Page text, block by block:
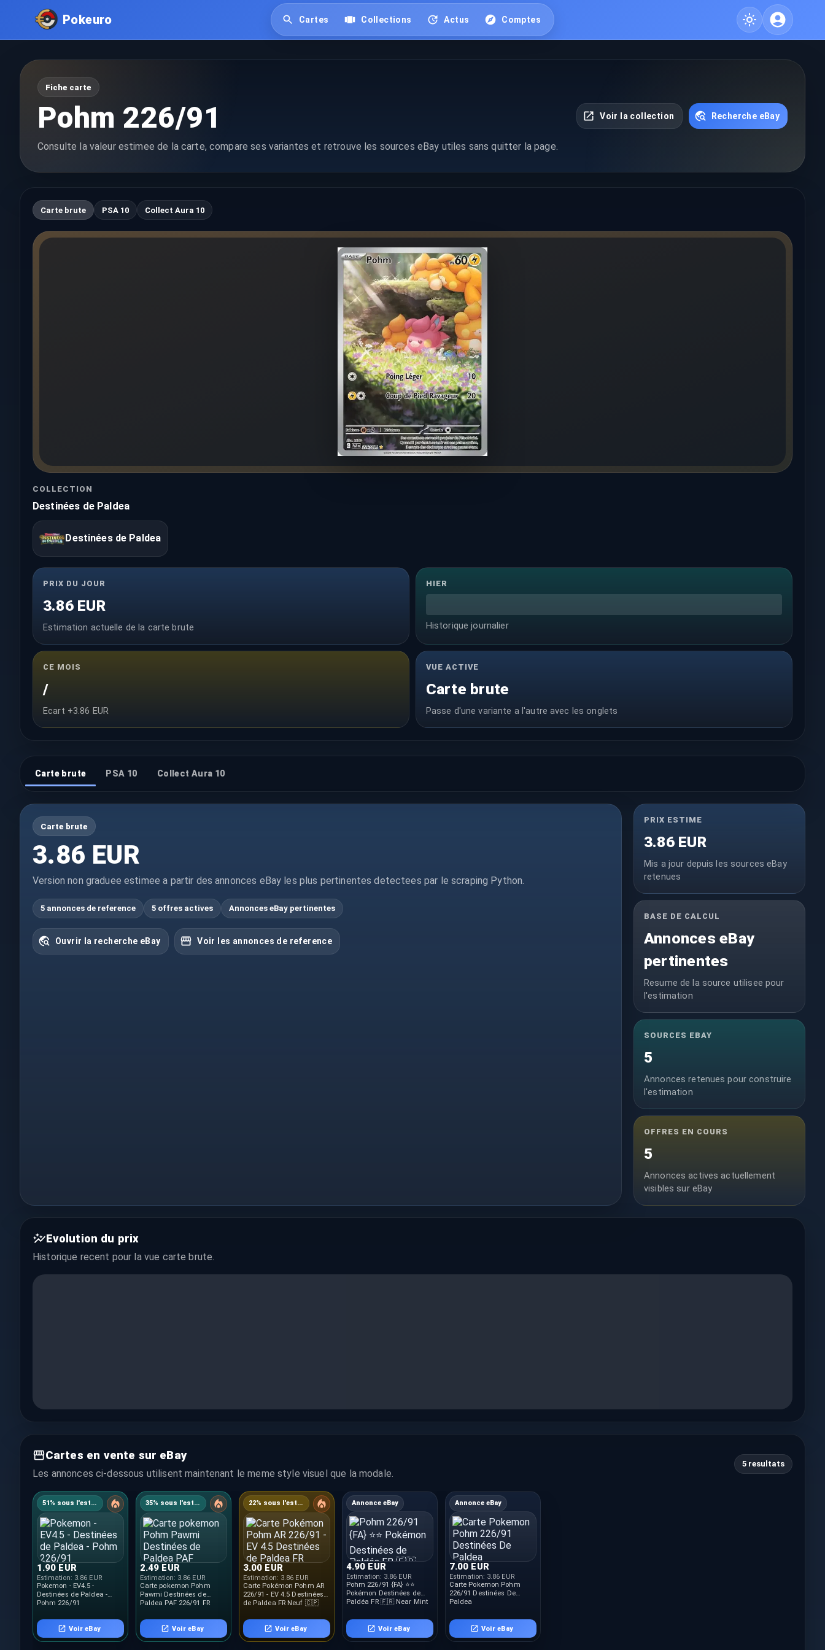
Pokeuro Cartes Collections Actus Comptes
Fiche carte
Pohm 226/91
Consulte la valeur estimee de la carte, compare ses variantes et retrouve les sources eBay utiles sans quitter la page.
Voir la collection Recherche eBay
Carte brute PSA 10 Collect Aura 10
COLLECTION
Destinées de Paldea
Destinées de Paldea
PRIX DU JOUR
3.86 EUR
Estimation actuelle de la carte brute
HIER
Historique journalier
CE MOIS
/
Ecart +3.86 EUR
VUE ACTIVE
Carte brute
Passe d'une variante a l'autre avec les onglets
Carte brute PSA 10 Collect Aura 10
Carte brute
3.86 EUR
Version non graduee estimee a partir des annonces eBay les plus pertinentes detectees par le scraping Python.
5 annonces de reference 5 offres actives Annonces eBay pertinentes
Ouvrir la recherche eBay Voir les annonces de reference
PRIX ESTIME
3.86 EUR
Mis a jour depuis les sources eBay
retenues
BASE DE CALCUL
Annonces eBay
pertinentes
Resume de la source utilisee pour
l'estimation
SOURCES EBAY
5
Annonces retenues pour construire
l'estimation
OFFRES EN COURS
5
Annonces actives actuellement
visibles sur eBay
Evolution du prix
Historique recent pour la vue carte brute
Cartes en vente sur eBay
Les annonces ci-dessous utilisent maintenant le meme style visuel que la modale.
5 resultats
51% sous l'estimation
1.90 EUR
Estimation: 3.86 EUR
Pokemon - EV4.5 -
Destinées de Paldea -
Pohm 226/91
Voir eBay
35% sous l'estimation
2.49 EUR
Estimation: 3.86 EUR
Carte pokemon Pohm
Pawmi Destinées de
Paldea PAF 226/91 FR
Voir eBay
22% sous l'estimation
3.00 EUR
Estimation: 3.86 EUR
Carte Pokémon Pohm AR
226/91 - EV 4.5 Destinées
de Paldea FR Neuf 🇨🇵
Voir eBay
Annonce eBay
4.90 EUR
Estimation: 3.86 EUR
Pohm 226/91 {FA} ⭐️⭐️
Pokémon Destinées de
Paldéa FR 🇫🇷 Near Mint
Voir eBay
Annonce eBay
7.00 EUR
Estimation: 3.86 EUR
Carte Pokemon Pohm
226/91 Destinées De
Paldea
Voir eBay